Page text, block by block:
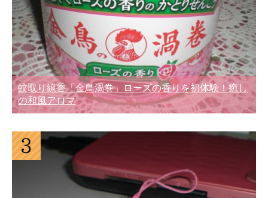
蚊取り線香「金鳥渦巻」ローズの香りを初体験！癒し
の和風アロマ